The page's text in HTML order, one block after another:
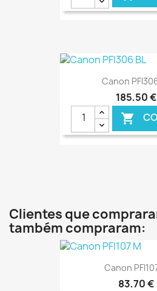
Canon
185,50 €

Clientes que
também compraram:
Canon
83,70 €